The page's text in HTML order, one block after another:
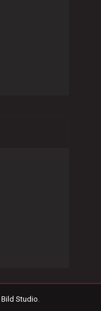
Bild Studio.